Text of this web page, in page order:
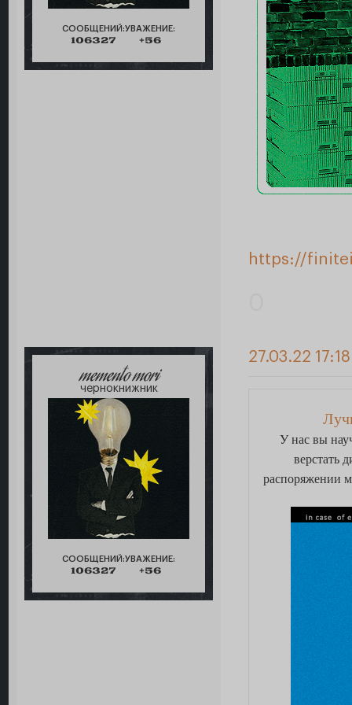
СООБЩЕНИЙ:
106327
УВАЖЕНИЕ:
+56
https://
memento mori
чернокнижник
СООБЩЕНИЙ:
106327
УВАЖЕНИЕ:
+56
27.03.22
У нас вы
верстать
распоряжении